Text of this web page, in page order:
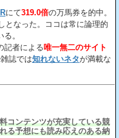
にて319.0倍の万馬券を的中。
となった。ココは常に論理的
。
記者による唯一無二のサイト
誌では知れないネタが満載な
コンテンツが充実している競
る予想にも読み応えのある納